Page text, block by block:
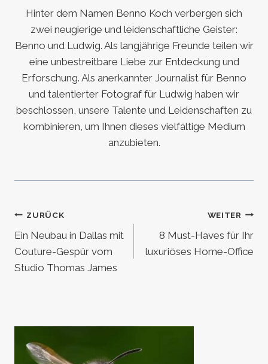
Hinter dem Namen Benno Koch verbergen sich
zwei neugierige und leidenschaftliche Geister:
Benno und Ludwig. Als langjährige Freunde teilen wir
eine unbestreitbare Liebe zur Entdeckung und
Erforschung. Als anerkannter Journalist für Benno
und talentierter Fotograf für Ludwig haben wir
beschlossen, unsere Talente und Leidenschaften zu
kombinieren, um Ihnen dieses vielfältige Medium
anzubieten.
Beitragsnavigation
ZURÜCK
Ein Neubau in Dallas mit
Couture-Gespür vom
Studio Thomas James
WEITER
8 Must-Haves für Ihr
luxuriöses Home-Office